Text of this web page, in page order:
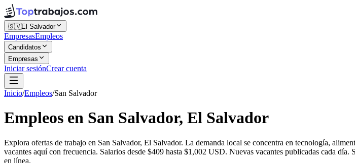
🇸🇻El Salvador
EmpresasEmpleos
Candidatos
Empresas
Iniciar sesiónCrear cuenta
Inicio/Empleos/San Salvador
Empleos en San Salvador, El Salvador
Explora ofertas de trabajo en San Salvador, El Salvador. La demanda local se concentra en tecnología,
vacantes aquí con frecuencia. Salarios desde $409 hasta $1,002 USD. Nuevas vacantes publicadas cada
en línea.